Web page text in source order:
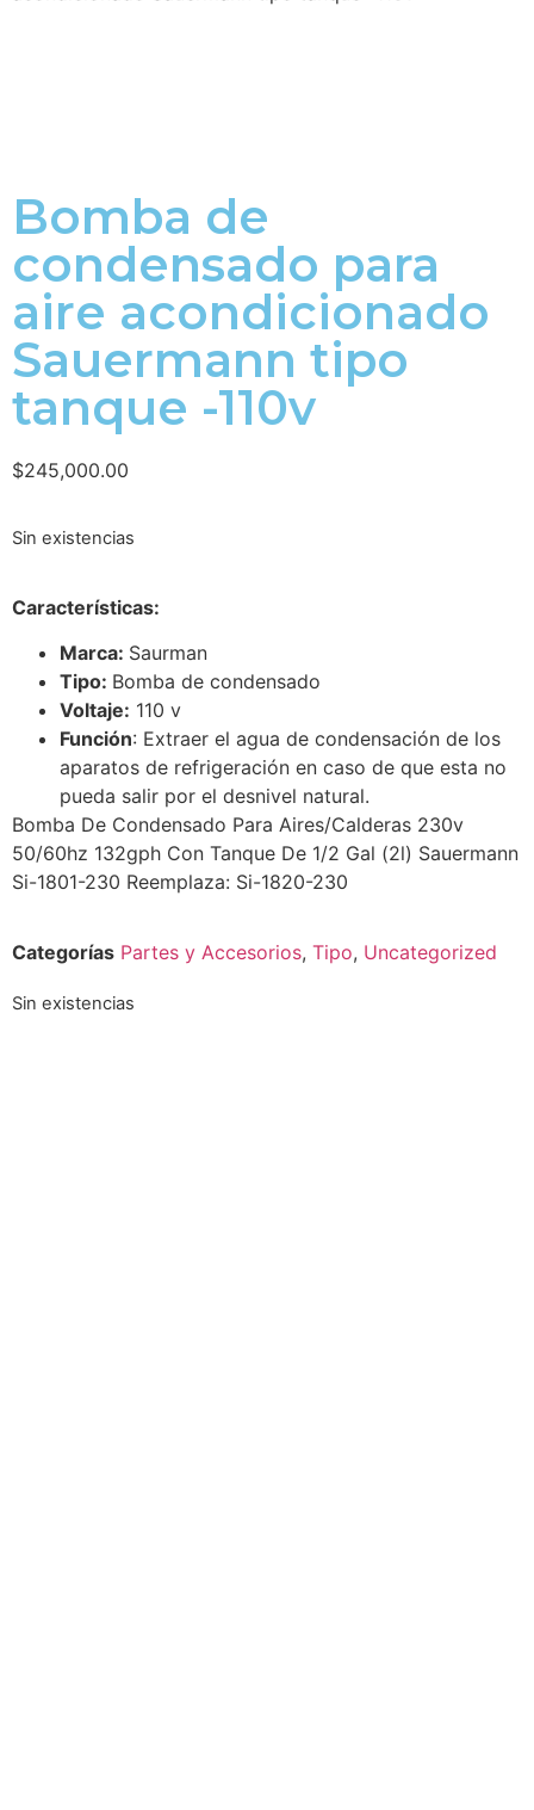
Bomba de
condensado para
aire acondicionado
Sauermann tipo
tanque -110v
$245,000.00
Sin existencias
Características:
Marca: Saurman
Tipo: Bomba de condensado
Voltaje: 110 v
Función: Extraer el agua de condensación de los
aparatos de refrigeración en caso de que esta no
pueda salir por el desnivel natural.
Bomba De Condensado Para Aires/Calderas 230v
50/60hz 132gph Con Tanque De 1/2 Gal (2l) Sauermann
Si-1801-230 Reemplaza: Si-1820-230
Categorías Partes y Accesorios, Tipo, Uncategorized
Sin existencias